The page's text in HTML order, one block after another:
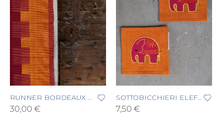
30,00 € 7,50 €